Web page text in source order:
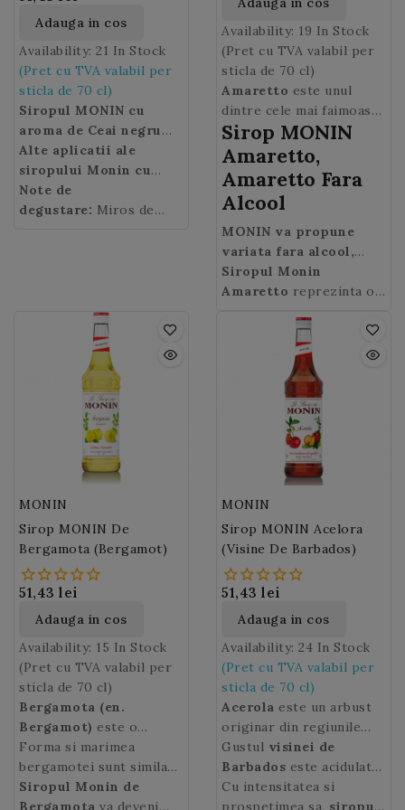
Adauga in cos
Availability: 21 In Stock
(Pret cu TVA valabil per
sticla de 70 cl)
Siropul MONIN cu
aroma de Ceai negru
Masala (Masala Chaï
sau prescurtat
Chai)este ingredientul
ideal pentru a face
Alte aplicatii ale
siropului Monin cu
aroma de Ceai
utilizat impreuna cu
MONIN Chaicu piureul
de Fructul Pasiunii si
ghimbir proaspat,
adaugate intr-o bere de
ghimbir care se
completeaza cu apa
Note de
degustare: Miros de
Availability: 19 In Stock
(Pret cu TVA valabil per
sticla de 70 cl)
Amaretto este unul
dintre cele mai faimoase
lichioruri italiene si este
fabricat de secole in
Saronno. Cele mai vechi
documente referitoare la
el datand se pare din
1525.
Sirop MONIN
Amaretto,
Amaretto Fara
Alcool
MONIN va propune
variata fara alcool,
siropul Amaretto.
Datorita parfumului sau
siropul Monin Amaretto
va va transporta in tara
sa de origine.
Siropul Monin
Amaretto reprezinta o
lichiorul cu aroma
similara, oferind
versatilitate in mixuri si
o aroma distincta.
Siropul Monin Amaretto
este ideal pentru a
realiza latte-uri si
capuccino-uri delicioase,
mocktail-uri sau in
cocktail-uri digestive.
Amaretto poate fi folosit
si pentru a aromatiza
tiramisu, faimosul desert
italian !
MONIN
Sirop MONIN De
Bergamota (Bergamot)
51,43 lei
Adauga in cos
Availability: 15 In Stock
(Pret cu TVA valabil per
sticla de 70 cl)
Bergamota (en.
Bergamot) este o
varietate de lamaie.
Originea sa este incerta,
ar putea proveni dintr-o
incrucisare intre
Forma si marimea
bergamotei sunt similare
cu cele ale portocalei
insa are coaja verde care
Siropul Monin de
Bergamota va deveni
MONIN
Sirop MONIN Acelora
(Visine De Barbados)
51,43 lei
Adauga in cos
Availability: 24 In Stock
(Pret cu TVA valabil per
sticla de 70 cl)
Acerola este un arbust
originar din regiunile
tropicale din America de
Sud, cel mai mare
producator fiind astazi
Brazilia. Fructul pomului
Gustul visinei de
Barbados este acidulat
si racoritor, ceea ce face
ca acest fruct sa fie
Cu intensitatea si
prospetimea sa, siropul